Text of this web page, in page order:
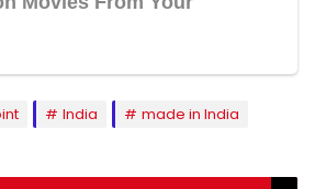
India
made in India